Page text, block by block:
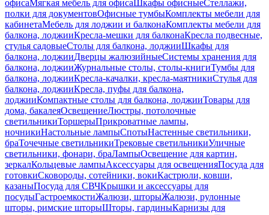
офисаМягкая мебель для офисаШкафы офисныеСтеллажи,
полки для документовОфисные тумбыКомплекты мебели для
кабинетаМебель для лоджии и балконаКомплекты мебели для
балкона, лоджииКресла-мешки для балконаКресла подвесные,
стулья садовыеСтолы для балкона, лоджииШкафы для
балкона, лоджииДверцы жалюзийныеСистемы хранения для
балкона, лоджииЖурнальные столы, столы-книгиТумбы для
балкона, лоджииКресла-качалки, кресла-маятникиСтулья для
балкона, лоджииКресла, пуфы для балкона,
лоджииКомпактные столы для балкона, лоджииТовары для
дома, бакалеяОсвещениеЛюстры, потолочные
светильникиТоршерыПрикроватные лампы,
ночникиНастольные лампыСпотыНастенные светильники,
браТочечные светильникиТрековые светильникиУличные
светильники, фонари, браЛампыОсвещение для картин,
зеркалКольцевые лампыАксессуары для освещенияПосуда для
готовкиСковороды, сотейники, вокиКастрюли, ковши,
казаныПосуда для СВЧКрышки и аксессуары для
посудыГастроемкостиЖалюзи, шторыЖалюзи, рулонные
шторы, римские шторыШторы, гардиныКарнизы для